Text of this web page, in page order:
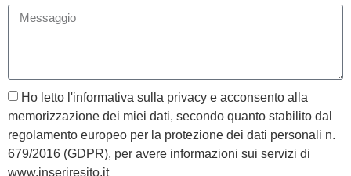
Ho letto l'informativa sulla privacy e acconsento alla
memorizzazione dei miei dati, secondo quanto stabilito dal
regolamento europeo per la protezione dei dati personali n.
679/2016 (GDPR), per avere informazioni sui servizi di
www.inseriresito.it